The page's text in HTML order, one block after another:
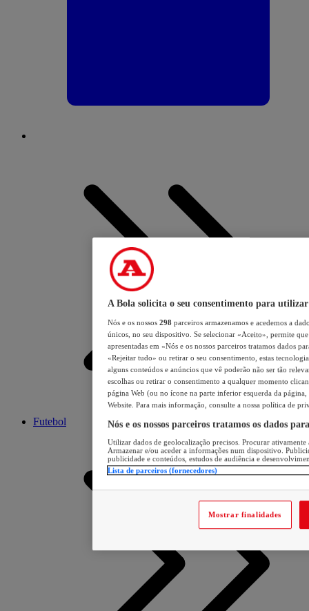
Futebol
A Bola solicita o seu consentimento para utilizar
Nós e os nossos 298 parceiros armazenamos e acedemos a
únicos, no seu dispositivo. Se selecionar «Aceito», permite
apresentadas em «Nós e os nossos parceiros tratamos dados
«Rejeitar tudo» ou retirar o seu consentimento, estas
alguns conteúdos e anúncios que vê poderão não ser tão
escolhas ou retirar o consentimento a qualquer momento
página Web (ou no ícone na parte inferior esquerda da página,
Website. Para mais informação, consulte a nossa política de
Nós e os nossos parceiros tratamos os dados
Utilizar dados de geolocalização precisos. Procurar
Armazenar e/ou aceder a informações num dispositivo.
publicidade e conteúdos, estudos de audiência e
Lista de parceiros (fornecedores)
Mostrar finalidades